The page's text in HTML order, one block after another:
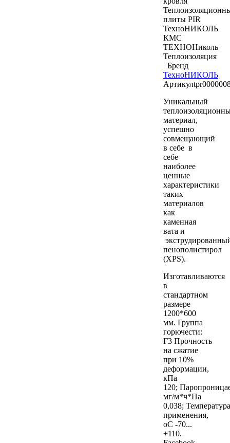
плиты PIR
ТехноНИКОЛЬ
КМС
ТЕХНОНиколь
Теплоизоляция
Бренд
ТехноНИКОЛЬ
Артикул
Уникальный
материал,
успешно
совмещающий
в себе в
себе
наиболее
ценные
характеристики
таких
материалов
как
каменная
вата и
пенополистирол
(XPS).
Изготавливаются
в
стандартном
размере
1200*600
мм. Группа
горючести:
Г3 Прочность
на сжатие
при 10%
деформации,
кПа
120;
мг/м*ч*Па
0,038; Температура
применения,
оС -70...
+110.